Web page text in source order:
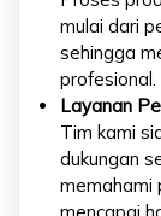
mulai dari
sehingga
profesional.
Layanan
Tim kami
dukungan
memahami